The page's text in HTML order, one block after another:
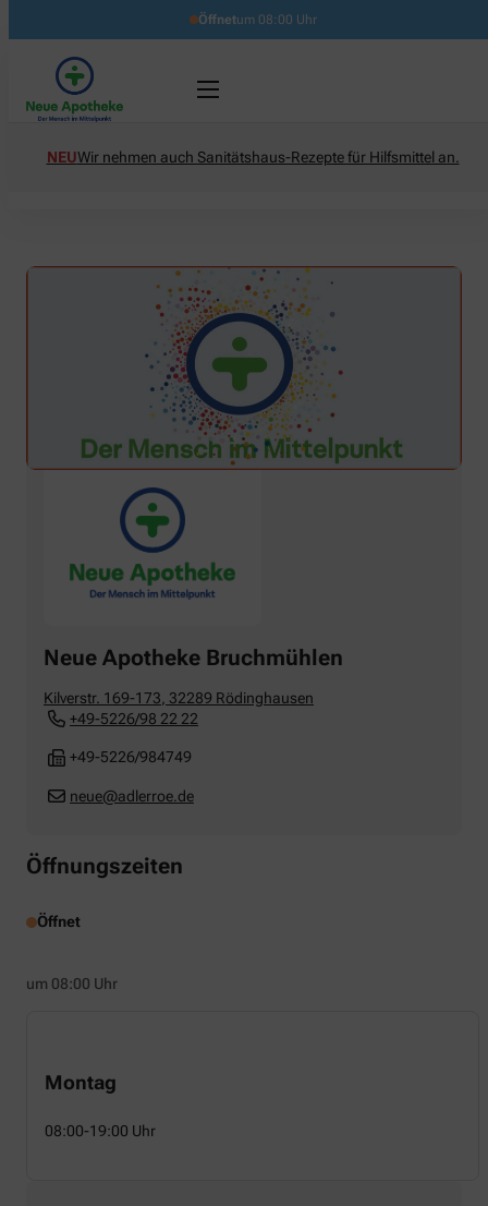
Öffnetum 08:00 Uhr
NEUWir nehmen auch Sanitätshaus-Rezepte für Hilfsmittel an.
Neue Apotheke Bruchmühlen
Kilverstr. 169-173 32289 Rödinghausen
+49-5226/98 22 22
+49-5226/984749
neue@adlerroe.de
Öffnungszeiten
Öffnet
um 08:00 Uhr
Montag
08:00-19:00 Uhr